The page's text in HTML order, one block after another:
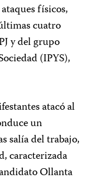
físicos,
cuatro
y del grupo
(IPYS),
atacó al
un
salía del trabajo,
caracterizada
Ollanta